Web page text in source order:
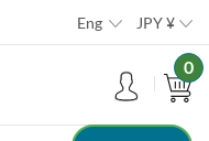
Eng JPY¥
0